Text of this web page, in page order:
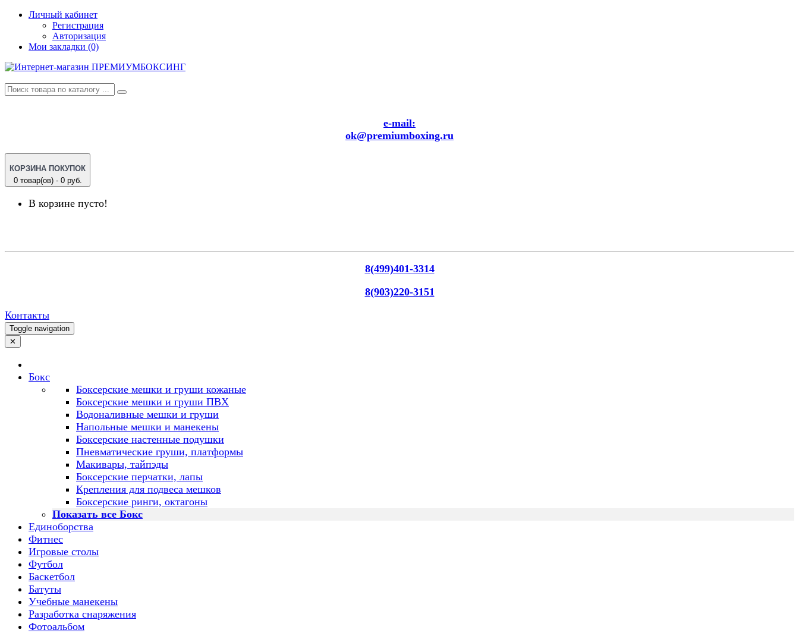
Личный кабинет
Регистрация
Авторизация
Мои закладки (0)
e-mail:
ok@premiumboxing.ru
КОРЗИНА ПОКУПОК
0 товар(ов) - 0 руб.
В корзине пусто!
8(499)401-3314
8(903)220-3151
Контакты
Toggle navigation
✕
Бокс
Боксерские мешки и груши кожаные
Боксерские мешки и груши ПВХ
Водоналивные мешки и груши
Напольные мешки и манекены
Боксерские настенные подушки
Пневматические груши, платформы
Макивары, тайпэды
Боксерские перчатки, лапы
Крепления для подвеса мешков
Боксерские ринги, октагоны
Показать все Бокс
Единоборства
Фитнес
Игровые столы
Футбол
Баскетбол
Батуты
Учебные манекены
Разработка снаряжения
Фотоальбом